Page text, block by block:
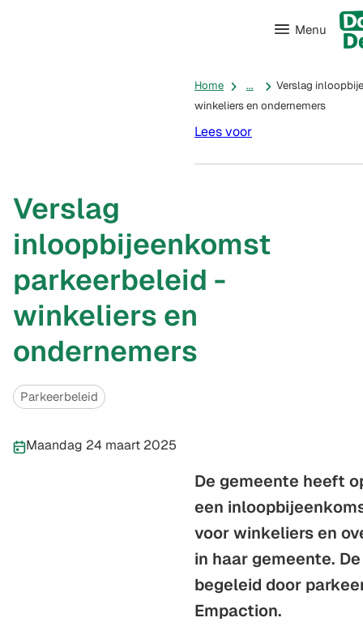
Menu
Home ...
Verslag
winkeliers en ondernemers
Lees voor
Verslag
inloopbijeenkomst
parkeerbeleid -
winkeliers en
ondernemers
Parkeerbeleid
Publicatiedatum:
Maandag 24 maart 2025
De gemeente heeft
een
voor winkeliers en
in haar gemeente.
begeleid door
Empaction.